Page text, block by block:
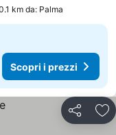
km da: Palma
Scopri i prezzi
Condividi